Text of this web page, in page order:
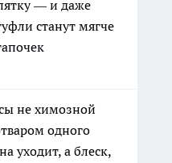
— и даже
станут мягче
не химозной
одного
уходит, а блеск,